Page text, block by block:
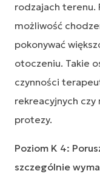
rodzajach terenu.
możliwość
pokonywać
otoczeniu. Takie
czynności
rekreacyjnych czy
protezy.
Poziom K 4:
szczególnie